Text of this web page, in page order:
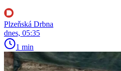
Plzeňská Drbna
dnes, 05:35
1 min